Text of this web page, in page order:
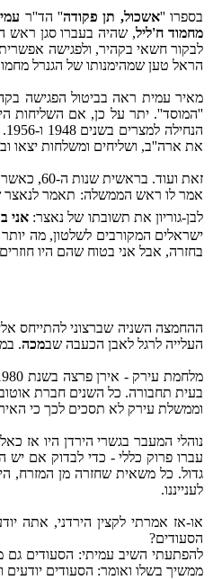
בספרו ''אשכול, תן פקודה'' הד''ר
מחמוד ח'ליל, שהיה בעברו סגן ראש
לבקור חשאי בקהיר, ולפגישה
הראל טען שמהימנותו של הגנרל
מאיר עמית ראה בביטול הפגישה
''המוסד''. יתר על כן, אם השליחות
את ארה''ב, ושליחים ומשלחות יצאו
זאת ועוד. בראשית שנות ה-‏60, כאשר בן-גוריון היה עדיין ראש הממשלה, ארה''ב שלחה לאזורנו את
אמר לו ראש הממשלה: תאמר לנאצר
לבן-גוריון את תשובתו של נאצר:אני
ישראלים המקורבים לשלטון, מה
בחזרה, אבל אני בטוח שהם היו
ההחמצה השניה שברצוני להתייחס
העלייה לרגל לאבן הכעבה שבמכה.
וממשלת עירק לא תסכים לכך כי
נוהלי המעבר בגשרי הירדן היו אז
עברו פרוק כללי - כדי לבדוק אם יש
גדול. כל משאית שחזרה מן המזרח,
לענייננו.
או-אז אמרתי לקצין הירדני, אתה
הסעודים?
להפתעתי השיב עמיתי: הסעודים גם
ממשיך בשלו ואומר: הסעודים